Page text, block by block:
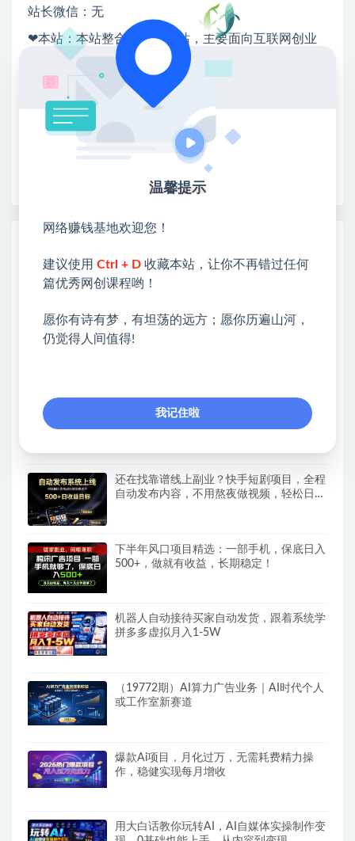
站长微信：无
❤本站：本站整合多方资源站，主要面向互联网创业
类&副业类，资源丰富 物超所值。
❤能助您：找项目 + 低成本创业 + 减少信息差 + 见识
各种项目 + 提升网创认知。
❤本站为众多团队提供了重要价值，也为众多创业者
开启网络之门，广受好评！
❤如果您也依存于互联网，欢迎加入本站会员，将尽
早为您提供丰盛价值。祝您前程似锦！
抖音90W粉丝博主亲授影视剧解说教学，
选剧选题+文案模板+AI指令+剪辑配音+封
全自动番茄挂G玩法，日入300+，全程无需
（19773期）海外游戏全自动搬砖，日入
还在找靠谱线上副业？快手短剧项目，全程
自动发布内容，不用熬夜做视频，轻松日入
下半年风口项目精选：一部手机，保底日入
500+，做就有收益，长期稳定！
机器人自动接待买家自动发货，跟着系统学
拼多多虚拟月入1-5W
（19772期）AI算力广告业务｜AI时代个人
或工作室新赛道
爆款Ai项目，月化过万，无需耗费精力操
作，稳健实现每月增收
用大白话教你玩转AI，AI自媒体实操制作变
温馨提示
网络赚钱基地欢迎您！
建议使用 Ctrl + D 收藏本站，让你不再错过任何
篇优秀网创课程哟！
愿你有诗有梦，有坦荡的远方；愿你历遍山河，
仍觉得人间值得!
我记住啦